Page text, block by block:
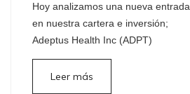
Hoy analizamos una nueva entrada
en nuestra cartera e inversión;
Adeptus Health Inc (ADPT)
Leer más